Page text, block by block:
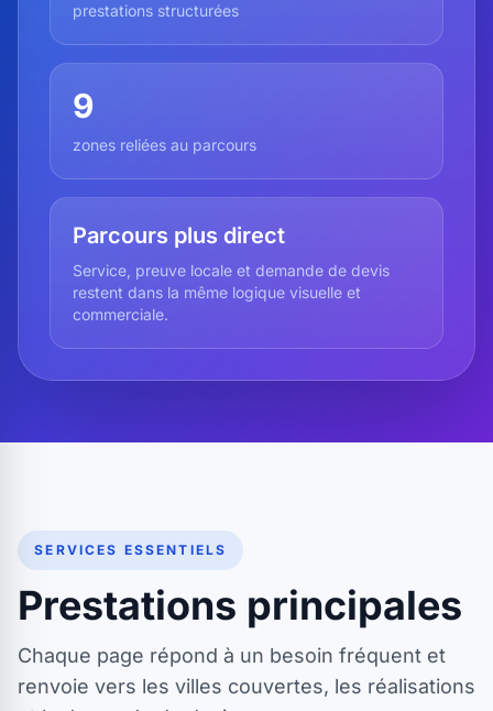
prestations structurées
9
zones reliées au parcours
Parcours plus direct
Service, preuve locale et demande de devis
restent dans la même logique visuelle et
commerciale.
SERVICES ESSENTIELS
Prestations principales
Chaque page répond à un besoin fréquent et
renvoie vers les villes couvertes, les réalisations